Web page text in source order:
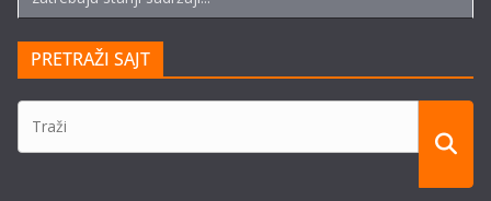
PRETRAŽI SAJT